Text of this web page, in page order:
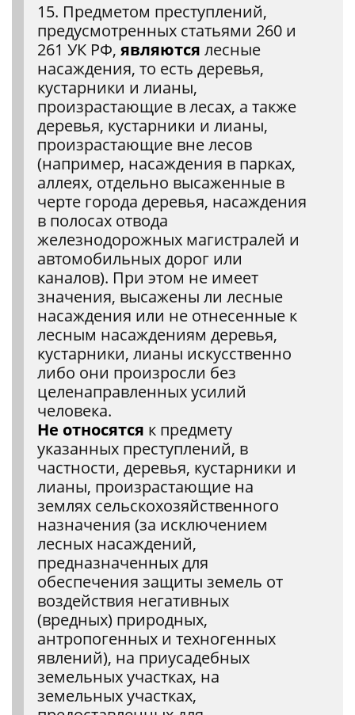
15. Предметом преступлений,
предусмотренных статьями 260 и
261 УК РФ, являются лесные
насаждения, то есть деревья,
кустарники и лианы,
произрастающие в лесах, а также
деревья, кустарники и лианы,
произрастающие вне лесов
(например, насаждения в парках,
аллеях, отдельно высаженные в
черте города деревья, насаждения
в полосах отвода
железнодорожных магистралей и
автомобильных дорог или
каналов). При этом не имеет
значения, высажены ли лесные
насаждения или не отнесенные к
лесным насаждениям деревья,
кустарники, лианы искусственно
либо они произросли без
целенаправленных усилий
человека.
Не относятся к предмету
указанных преступлений, в
частности, деревья, кустарники и
лианы, произрастающие на
землях сельскохозяйственного
назначения (за исключением
лесных насаждений,
предназначенных для
обеспечения защиты земель от
воздействия негативных
(вредных) природных,
антропогенных и техногенных
явлений), на приусадебных
земельных участках, на
земельных участках,